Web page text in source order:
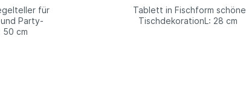
für
Party-
50 cm
Tablett in Fischform schöne
TischdekorationL: 28 cm